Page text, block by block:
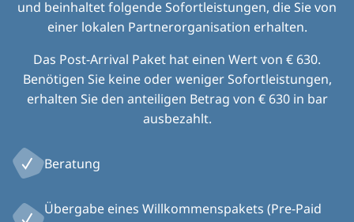
und beinhaltet folgende Sofortleistungen, die Sie von
einer lokalen Partnerorganisation erhalten.
Das Post-Arrival Paket hat einen Wert von € 630.
Benötigen Sie keine oder weniger Sofortleistungen,
erhalten Sie den anteiligen Betrag von € 630 in bar
ausbezahlt.
Beratung
Übergabe eines Willkommenspakets (Pre-Paid